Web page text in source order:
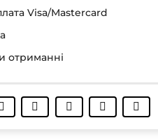
Visa/Mastercard
отриманні